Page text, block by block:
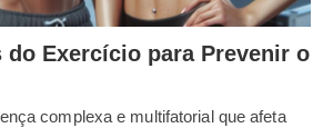
do Exercício para Prevenir o
complexa e multifatorial que afeta